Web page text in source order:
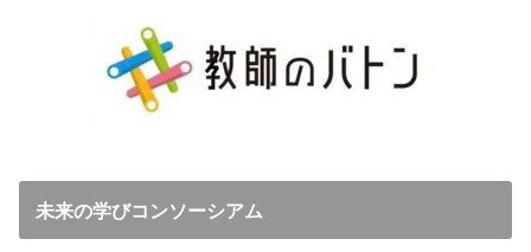
未来の学びコンソーシアム